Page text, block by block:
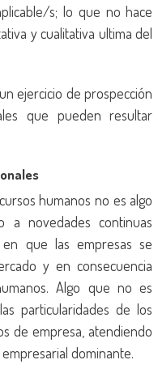
s; lo que no hace
y cualitativa ultima del
ejercicio de prospección
que pueden resultar
humanos no es algo
a novedades continuas
que las empresas se
y en consecuencia
Algo que no es
particularidades de los
de empresa, atendiendo
dominante.